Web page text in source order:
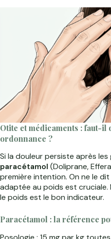
Otite et médicaments : faut-il
ordonnance ?
Si la douleur persiste après
paracétamol (Doliprane,
première intention. On ne le
adaptée au poids est cruciale.
le poids est le bon indicateur.
Paracétamol : la référence